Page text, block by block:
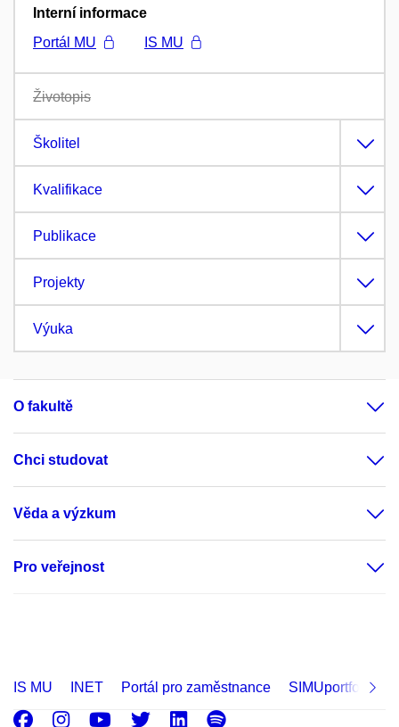
Interní informace
Portál MU
IS MU
Životopis
Školitel
Kvalifikace
Publikace
Projekty
Výuka
O fakultě
Chci studovat
Věda a výzkum
Pro veřejnost
IS MU INET Portál pro zaměstnance SIMUportfolio
Facebook
Instagram
Youtube
Twitter
LinkedIn
Spotify